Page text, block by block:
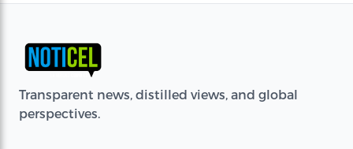
Transparent news, distilled views, and global
perspectives.